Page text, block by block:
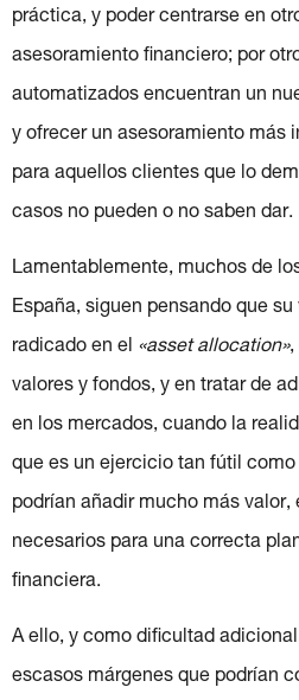
práctica, y poder centrarse en
asesoramiento financiero; por
automatizados encuentran un
y ofrecer un asesoramiento más
para aquellos clientes que lo
casos no pueden o no saben dar.
Lamentablemente, muchos de
España, siguen pensando que
radicado en el «asset allocation»,
valores y fondos, y en tratar de
en los mercados, cuando la
que es un ejercicio tan fútil
podrían añadir mucho más valor,
necesarios para una correcta
financiera.
A ello, y como dificultad
escasos márgenes que podrían